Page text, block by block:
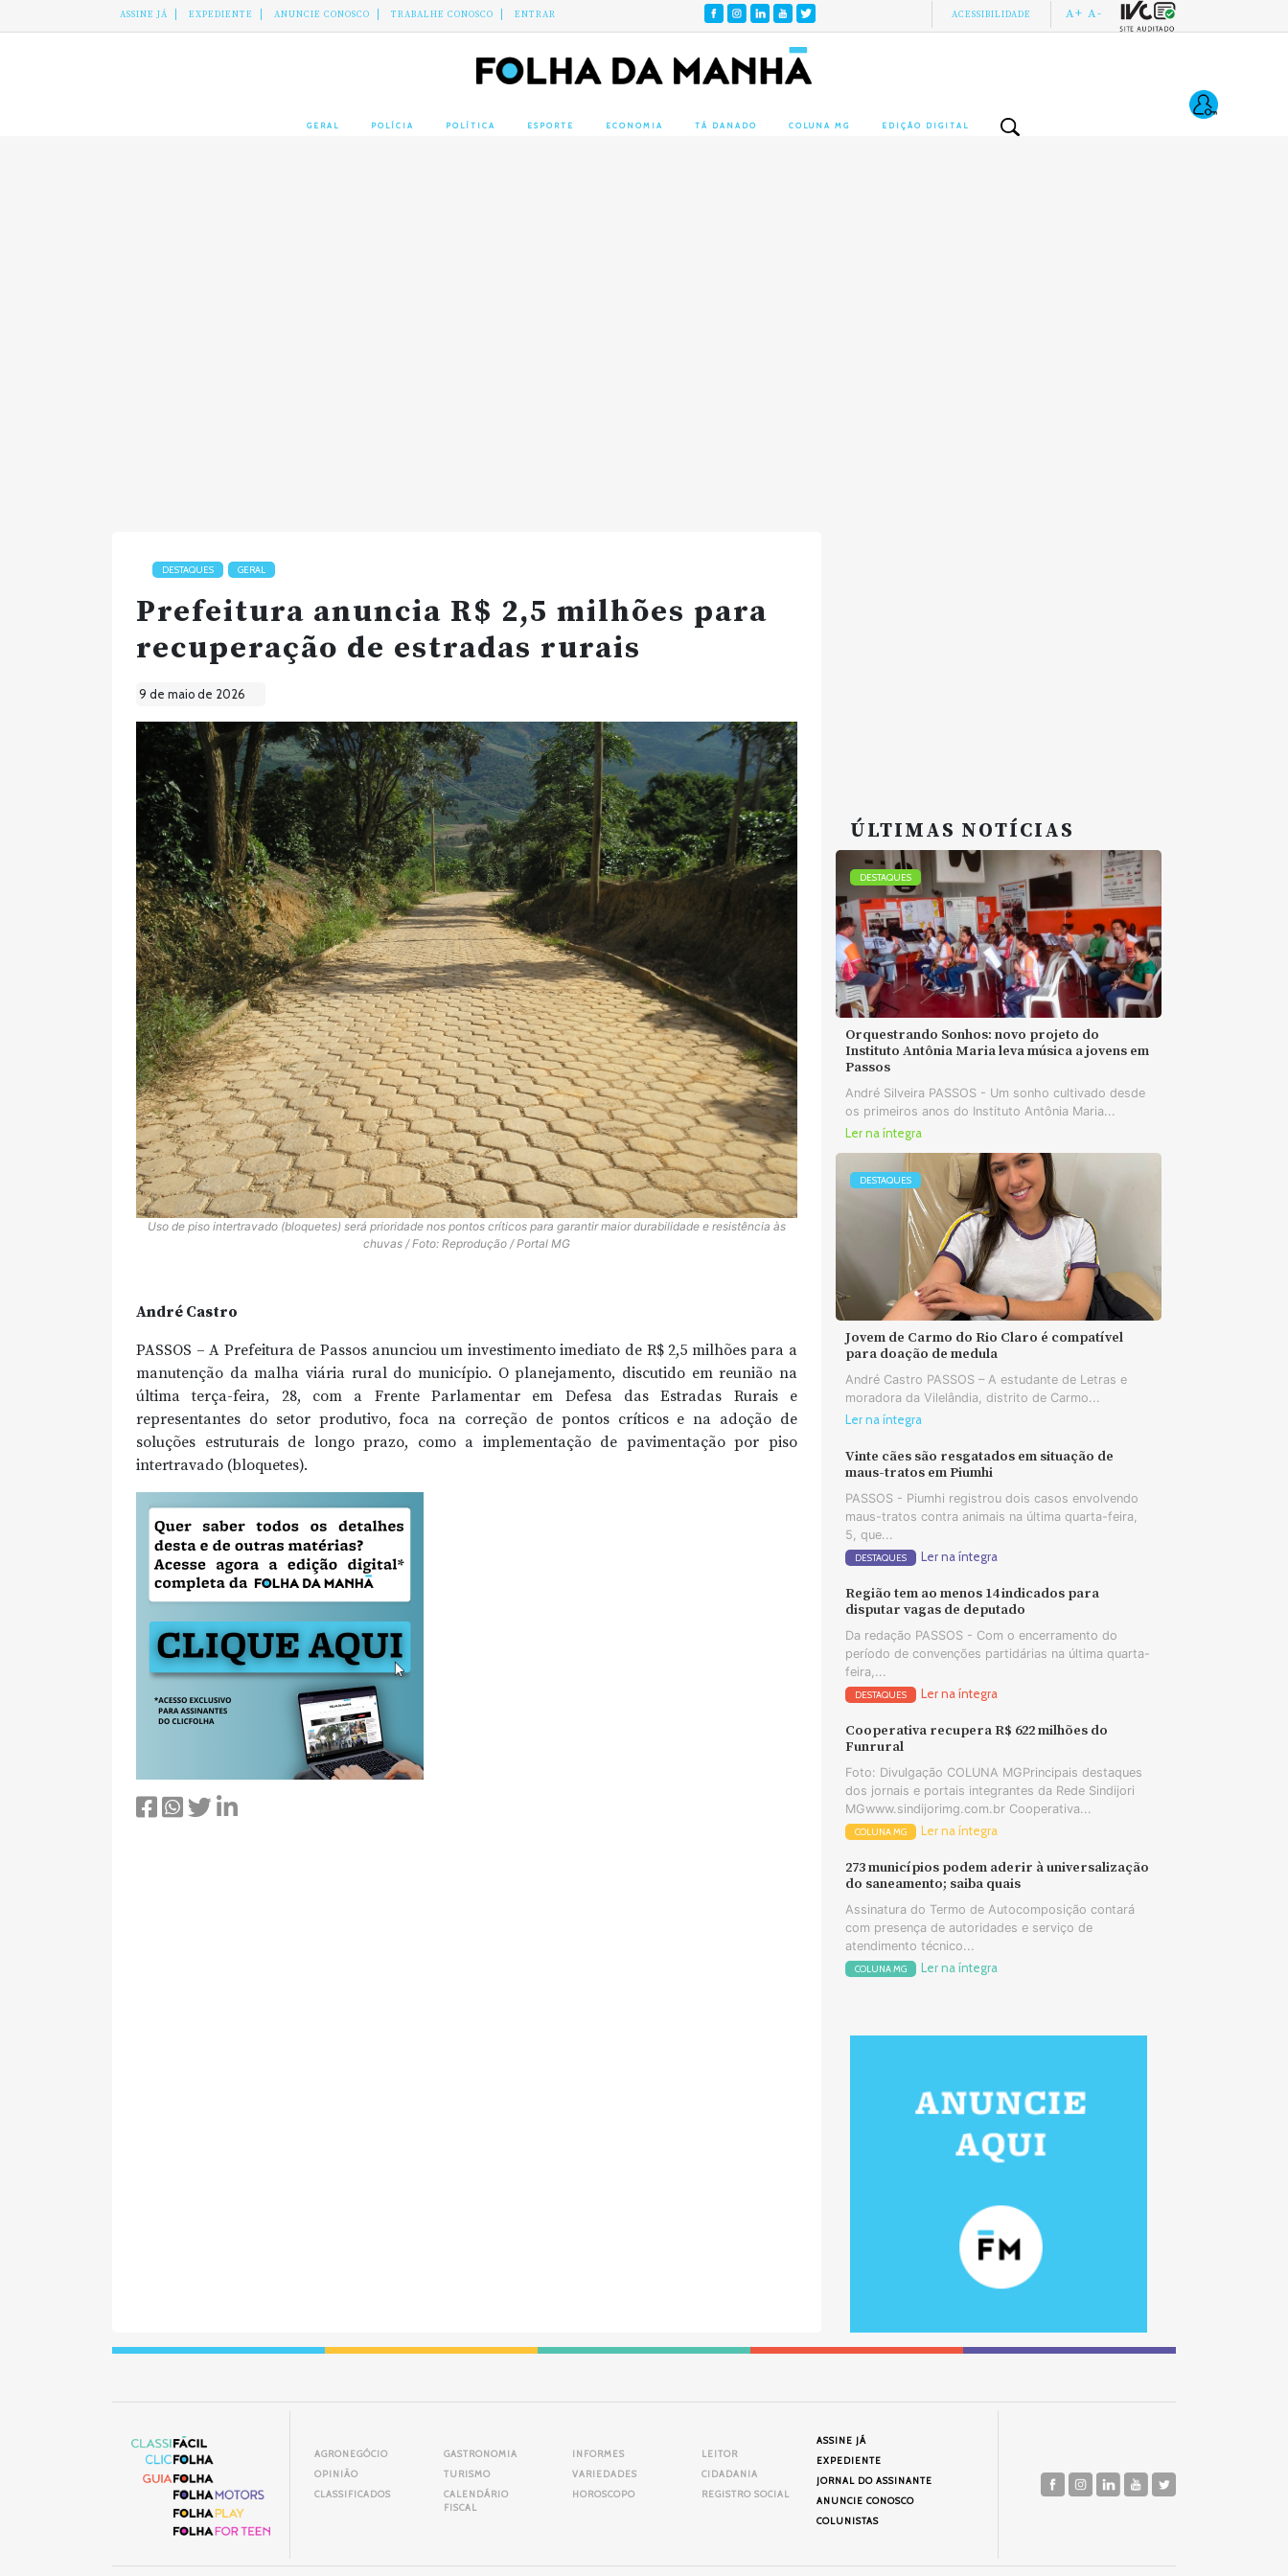
ASSINE JÁ EXPEDIENTE ANUNCIE CONOSCO TRABALHE CONOSCO ENTRAR ACESSIBILIDADE A+ A-
GERAL POLÍCIA POLÍTICA ESPORTE ECONOMIA TÁ DANADO COLUNA MG EDIÇÃO DIGITAL
DESTAQUES GERAL
Prefeitura anuncia R$ 2,5 milhões para
recuperação de estradas rurais
9 de maio de 2026
Uso de piso intertravado (bloquetes) será prioridade nos pontos críticos para garantir maior durabilidade e resistência às
chuvas / Foto: Reprodução / Portal MG
André Castro
PASSOS – A Prefeitura de Passos anunciou um investimento imediato de R$ 2,5 milhões para a
manutenção da malha viária rural do município. O planejamento, discutido em reunião na
última terça-feira, 28, com a Frente Parlamentar em Defesa das Estradas Rurais e
representantes do setor produtivo, foca na correção de pontos críticos e na adoção de
soluções estruturais de longo prazo, como a implementação de pavimentação por piso
intertravado (bloquetes).
ÚLTIMAS NOTÍCIAS
DESTAQUES
Orquestrando Sonhos: novo projeto do
Instituto Antônia Maria leva música a jovens em
Passos
André Silveira PASSOS - Um sonho cultivado desde
os primeiros anos do Instituto Antônia Maria...
Ler na íntegra
DESTAQUES
Jovem de Carmo do Rio Claro é compatível
para doação de medula
André Castro PASSOS – A estudante de Letras e
moradora da Vilelândia, distrito de Carmo...
Ler na íntegra
Vinte cães são resgatados em situação de
maus-tratos em Piumhi
PASSOS - Piumhi registrou dois casos envolvendo
maus-tratos contra animais na última quarta-feira,
5, que...
DESTAQUES Ler na íntegra
Região tem ao menos 14 indicados para
disputar vagas de deputado
Da redação PASSOS - Com o encerramento do
período de convenções partidárias na última quarta-
feira,...
DESTAQUES Ler na íntegra
Cooperativa recupera R$ 622 milhões do
Funrural
Foto: Divulgação COLUNA MGPrincipais destaques
dos jornais e portais integrantes da Rede Sindijori
MGwww.sindijorimg.com.br Cooperativa...
COLUNA MG Ler na íntegra
273 municípios podem aderir à universalização
do saneamento; saiba quais
Assinatura do Termo de Autocomposição contará
com presença de autoridades e serviço de
atendimento técnico...
COLUNA MG Ler na íntegra
AGRONEGÓCIO GASTRONOMIA INFORMES
LEITOR
OPINIÃO
TURISMO VARIEDADES
CIDADANIA
CLASSIFICADOS
CALENDÁRIO
FISCAL
HOROSCOPO REGISTRO SOCIAL
ASSINE JÁ
EXPEDIENTE
JORNAL DO ASSINANTE
ANUNCIE CONOSCO
COLUNISTAS